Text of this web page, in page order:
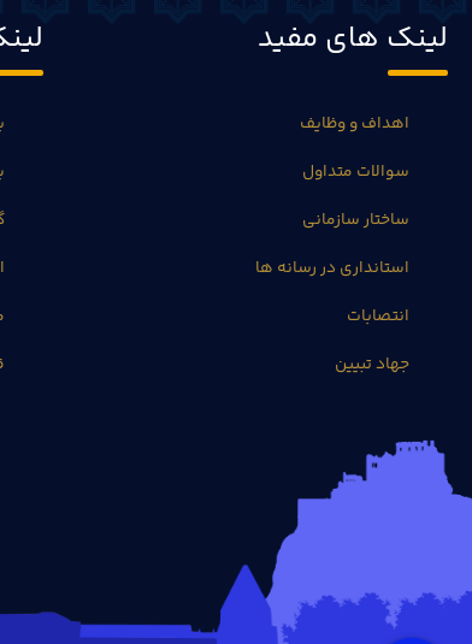
لینک های مفید
اهداف و وظایف
سوالات متداول
ساختار سازمانی
استانداری در رسانه ها
انتصابات
جهاد تبیین